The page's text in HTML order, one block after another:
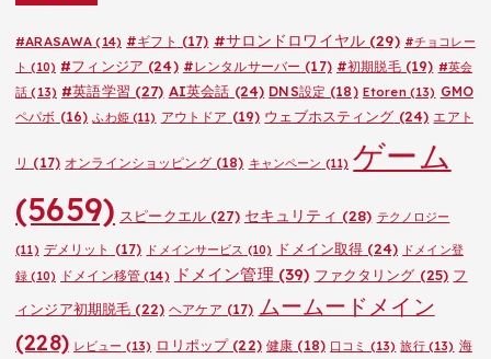
#ARASAWA (14) #ギフト (17) #サロンドロワイヤル(29) #チョコレー
ト (10) #フィンジア (24) #レンタルサーバー (17) #初期脱毛(19) #英会
話 (13) #英語学習 (27) AI英会話 (24) DNS設定 (18) Etoren(13) GMO
ペパボ (16) ふわ姫(11) アウトドア (19) ウェブホスティング (24) エアト
リ (17) オンラインショッピング(18) キャンペーン (11) ゲーム
(5659) スピークエル(27) セキュリティ (28) テクノロジー
(11) デメリット (17) ドメインサービス (10) ドメイン取得 (24) ドメイン登
録 (10) ドメイン移管(14) ドメイン管理 (39) ファクタリング (25) フ
ィンジア初期脱毛 (22) ヘアケア (17) ムームードメイン
(228) レビュー (13) ロリポップ(22) 健康 (18) 口コミ (13) 旅行(13) 海